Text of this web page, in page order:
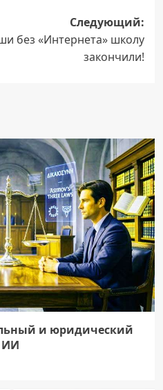
Следующий:
без «Интернета» школу
закончили!
и юридический
ИИ